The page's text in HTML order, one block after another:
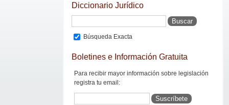
Diccionario Jurídico
Búsqueda Exacta
Boletines e Información Gratuita
Para recibir mayor información sobre legislación
registra tu email: